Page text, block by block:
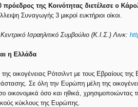
πρόεδρος της Κοινότητας διετέλεσε ο
Συναγωγής 3 μικροί ευκτήριοι οίκοι.
Ισραηλιτικό Συμβούλιο (Κ.Ι.Σ.) Λινκ:
η Ελλάδα
οικογένειας Ρότσιλντ με τους Εβραίους
Σε όλη την Ευρώπη μέλη της
οικονομικά όσο και ηθικά, χρησιμοποιώντας
κύκλους της Ευρώπης.